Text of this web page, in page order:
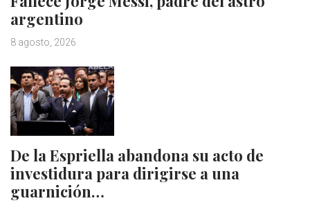
argentino
8 agosto, 2026
De la Espriella abandona su acto de
investidura para dirigirse a una
guarnición…